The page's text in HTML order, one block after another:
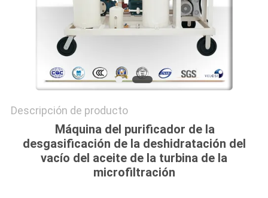
PRIVACY
Descripción de producto
Máquina del purificador de la
desgasificación de la deshidratación del
vacío del aceite de la turbina de la
microfiltración